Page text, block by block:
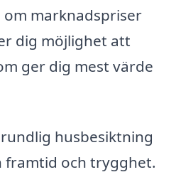
marknadspriser
dig möjlighet att
ger dig mest värde
husbesiktning
framtid och trygghet.